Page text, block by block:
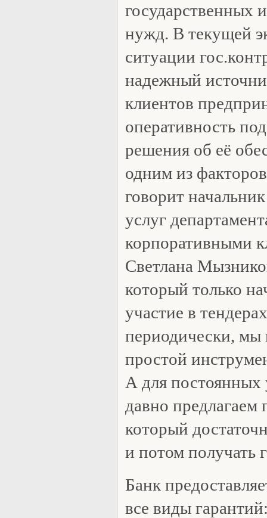
государственных
нужд. В текущей
ситуации
надежный
клиентов
оперативность
решения об её
одним из
говорит
услуг
корпоративными
Светлана
который только
участие в
периодически, мы
простой
А для постоянных
давно предлагаем
который
и потом получать
Банк
все виды